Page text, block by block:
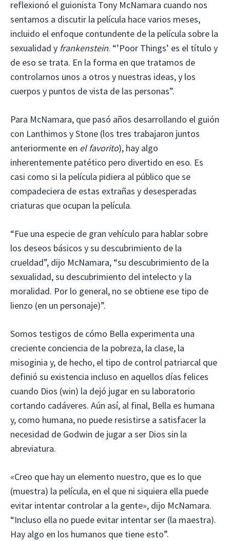
reflexionó el guionista Tony McNamara cuando nos
sentamos a discutir la película hace varios meses,
incluido el enfoque contundente de la película sobre la
sexualidad y frankenstein. “’Poor Things’ es el título y
de eso se trata. En la forma en que tratamos de
controlarnos unos a otros y nuestras ideas, y los
cuerpos y puntos de vista de las personas”.
Para McNamara, que pasó años desarrollando el guión
con Lanthimos y Stone (los tres trabajaron juntos
anteriormente en el favorito), hay algo
inherentemente patético pero divertido en eso. Es
casi como si la película pidiera al público que se
compadeciera de estas extrañas y desesperadas
criaturas que ocupan la película.
“Fue una especie de gran vehículo para hablar sobre
los deseos básicos y su descubrimiento de la
crueldad”, dijo McNamara, “su descubrimiento de la
sexualidad, su descubrimiento del intelecto y la
moralidad. Por lo general, no se obtiene ese tipo de
lienzo (en un personaje)”.
Somos testigos de cómo Bella experimenta una
creciente conciencia de la pobreza, la clase, la
misoginia y, de hecho, el tipo de control patriarcal que
definió su existencia incluso en aquellos días felices
cuando Dios (win) la dejó jugar en su laboratorio
cortando cadáveres. Aún así, al final, Bella es humana
y, como humana, no puede resistirse a satisfacer la
necesidad de Godwin de jugar a ser Dios sin la
abreviatura.
«Creo que hay un elemento nuestro, que es lo que
(muestra) la película, en el que ni siquiera ella puede
evitar intentar controlar a la gente», dijo McNamara.
“Incluso ella no puede evitar intentar ser (la maestra).
Hay algo en los humanos que tiene esto”.